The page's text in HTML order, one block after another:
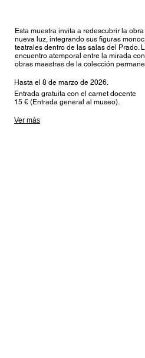
Esta muestra invita a redescubrir la
nueva luz, integrando sus figuras
teatrales dentro de las salas del Prado.
encuentro atemporal entre la mirada
obras maestras de la colección
Hasta el 8 de marzo de 2026.
Entrada gratuita con el carnet docente
15 € (Entrada general al museo).
Ver más